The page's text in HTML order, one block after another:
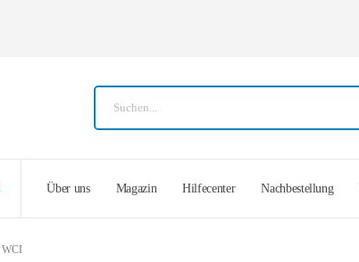
Über uns Magazin Hilfecenter Nachbestellung
WCI